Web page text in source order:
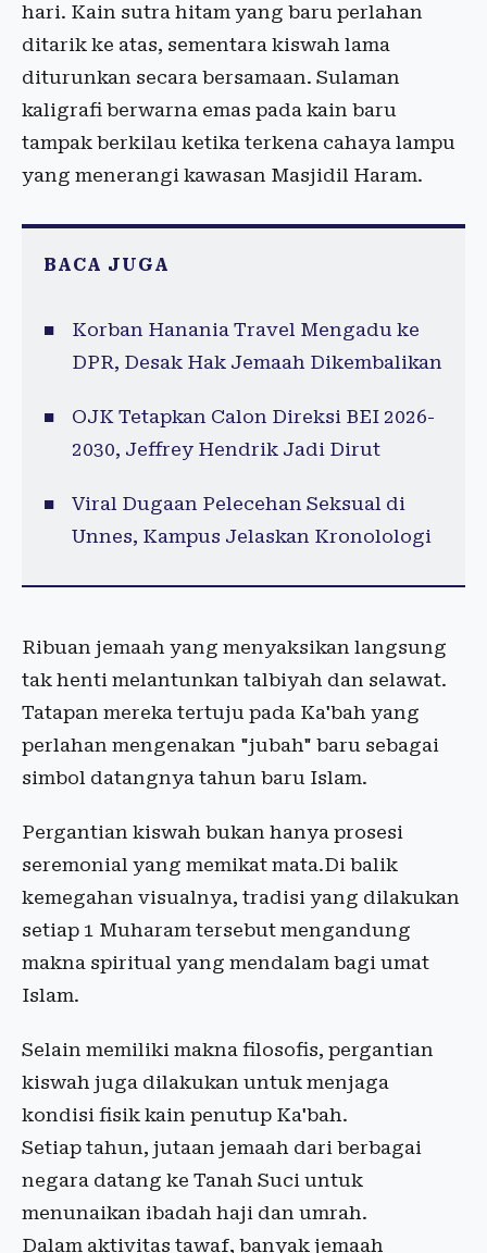
hari. Kain sutra hitam yang baru perlahan
ditarik ke atas, sementara kiswah lama
diturunkan secara bersamaan. Sulaman
kaligrafi berwarna emas pada kain baru
tampak berkilau ketika terkena cahaya lampu
yang menerangi kawasan Masjidil Haram.
BACA JUGA
Korban Hanania Travel Mengadu ke
DPR, Desak Hak Jemaah Dikembalikan
OJK Tetapkan Calon Direksi BEI 2026-
2030, Jeffrey Hendrik Jadi Dirut
Viral Dugaan Pelecehan Seksual di
Unnes, Kampus Jelaskan Kronolologi
Ribuan jemaah yang menyaksikan langsung
tak henti melantunkan talbiyah dan selawat.
Tatapan mereka tertuju pada Ka'bah yang
perlahan mengenakan "jubah" baru sebagai
simbol datangnya tahun baru Islam.
Pergantian kiswah bukan hanya prosesi
seremonial yang memikat mata.Di balik
kemegahan visualnya, tradisi yang dilakukan
setiap 1 Muharam tersebut mengandung
makna spiritual yang mendalam bagi umat
Islam.
Selain memiliki makna filosofis, pergantian
kiswah juga dilakukan untuk menjaga
kondisi fisik kain penutup Ka'bah.
Setiap tahun, jutaan jemaah dari berbagai
negara datang ke Tanah Suci untuk
menunaikan ibadah haji dan umrah.
Dalam aktivitas tawaf, banyak jemaah